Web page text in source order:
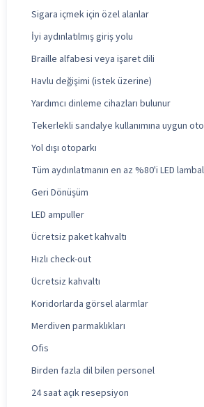
Sigara içmek için özel alanlar
İyi aydınlatılmış giriş yolu
Braille alfabesi veya işaret dili
Havlu değişimi (istek üzerine)
Yardımcı dinleme cihazları bulunur
Tekerlekli sandalye kullanımına uygun
Yol dışı otoparkı
Tüm aydınlatmanın en az %80'i LED
Geri Dönüşüm
LED ampuller
Ücretsiz paket kahvaltı
Hızlı check-out
Ücretsiz kahvaltı
Koridorlarda görsel alarmlar
Merdiven parmaklıkları
Ofis
Birden fazla dil bilen personel
24 saat açık resepsiyon